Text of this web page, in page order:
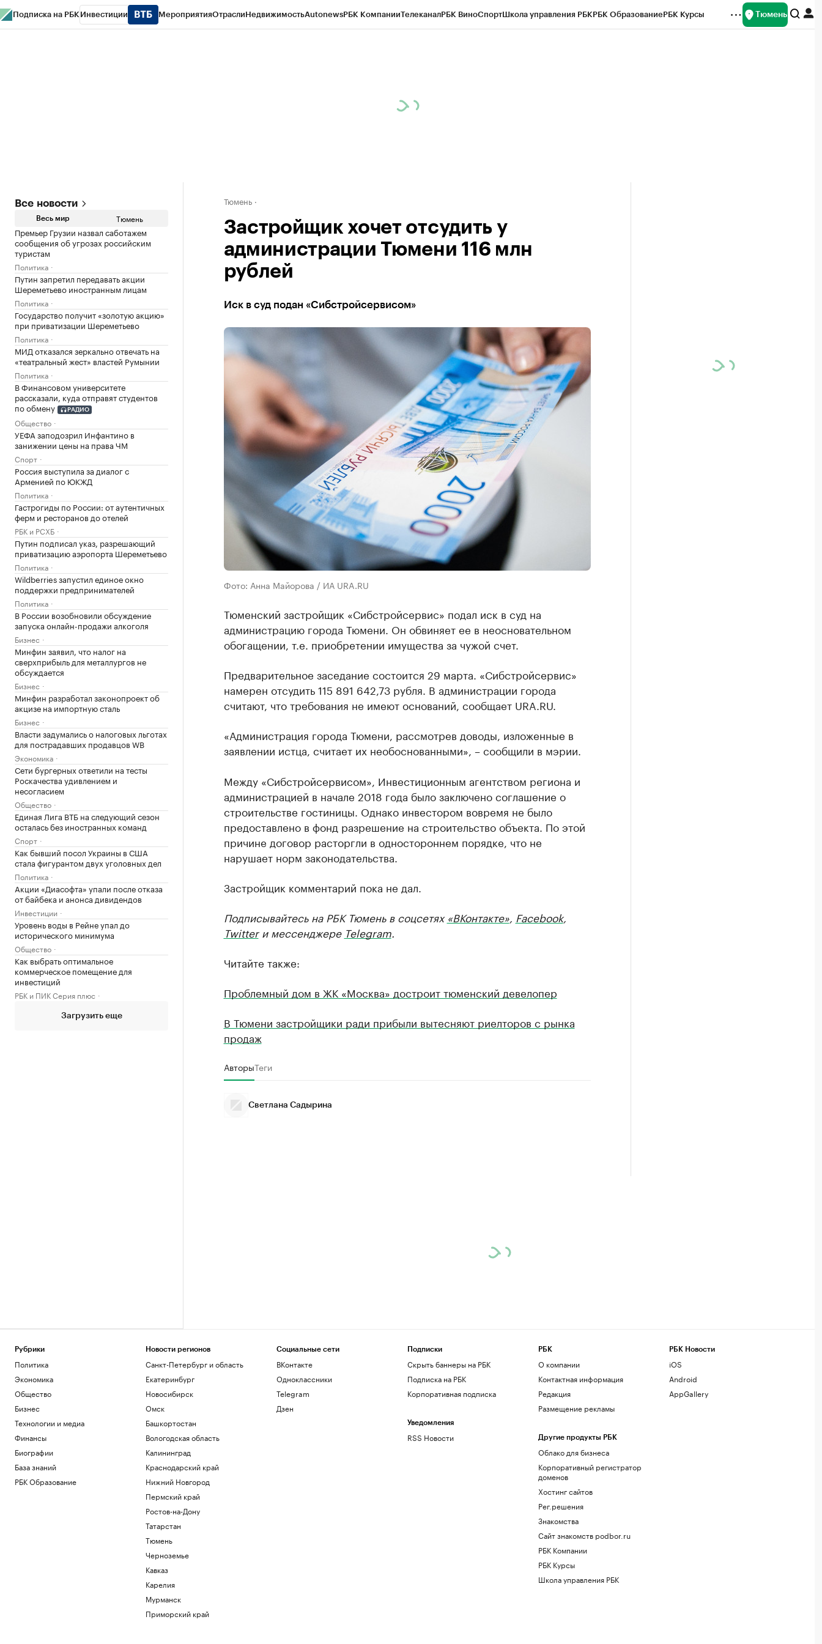
Подписка на РБК Инвестиции МероприятияОтраслиНедвижимостьAutonewsРБК КомпанииТелеканалРБК ВиноСпортШкола управления РБКРБК ОбразованиеРБК Курсы Тюмень
Все новости
Весь мир Тюмень
Премьер Грузии назвал саботажем
сообщения об угрозах российским
туристам
Политика
Путин запретил передавать акции
Шереметьево иностранным лицам
Политика
Государство получит «золотую акцию»
при приватизации Шереметьево
Политика
МИД отказался зеркально отвечать на
«театральный жест» властей Румынии
Политика
В Финансовом университете
рассказали, куда отправят студентов
по обмену
РАДИО
Общество
УЕФА заподозрил Инфантино в
занижении цены на права ЧМ
Спорт
Россия выступила за диалог с
Арменией по ЮКЖД
Политика
Гастрогиды по России: от аутентичных
ферм и ресторанов до отелей
РБК и РСХБ
Путин подписал указ, разрешающий
приватизацию аэропорта Шереметьево
Политика
Wildberries запустил единое окно
поддержки предпринимателей
Политика
В России возобновили обсуждение
запуска онлайн-продажи алкоголя
Бизнес
Минфин заявил, что налог на
сверхприбыль для металлургов не
обсуждается
Бизнес
Минфин разработал законопроект об
акцизе на импортную сталь
Бизнес
Власти задумались о налоговых льготах
для пострадавших продавцов WB
Экономика
Сети бургерных ответили на тесты
Роскачества удивлением и
несогласием
Общество
Единая Лига ВТБ на следующий сезон
осталась без иностранных команд
Спорт
Как бывший посол Украины в США
стала фигурантом двух уголовных дел
Политика
Акции «Диасофта» упали после отказа
от байбека и анонса дивидендов
Инвестиции
Уровень воды в Рейне упал до
исторического минимума
Общество
Как выбрать оптимальное
коммерческое помещение для
инвестиций
РБК и ПИК Серия плюс
Загрузить еще
Тюмень
Застройщик хочет отсудить у
администрации Тюмени 116 млн
рублей
Иск в суд подан «Сибстройсервисом»
Фото: Анна Майорова / ИА URA.RU
Тюменский застройщик «Сибстройсервис» подал иск в суд на
администрацию города Тюмени. Он обвиняет ее в неосновательном
обогащении, т.е. приобретении имущества за чужой счет.
Предварительное заседание состоится 29 марта. «Сибстройсервис»
намерен отсудить 115 891 642,73 рубля. В администрации города
считают, что требования не имеют оснований, сообщает URA.RU.
«Администрация города Тюмени, рассмотрев доводы, изложенные в
заявлении истца, считает их необоснованными», – сообщили в мэрии.
Между «Сибстройсервисом», Инвестиционным агентством региона и
администрацией в начале 2018 года было заключено соглашение о
строительстве гостиницы. Однако инвестором вовремя не было
предоставлено в фонд разрешение на строительство объекта. По этой
причине договор расторгли в одностороннем порядке, что не
нарушает норм законодательства.
Застройщик комментарий пока не дал.
Подписывайтесь на РБК Тюмень в соцсетях«ВКонтакте», Facebook,
Twitterи мессенджере Telegram.
Читайте также:
Проблемный дом в ЖК «Москва» достроит тюменский девелопер
В Тюмени застройщики ради прибыли вытесняют риелторов с рынка
продаж
АвторыТеги
Светлана Садырина
Рубрики
Политика
Экономика
Общество
Бизнес
Технологии и медиа
Финансы
Биографии
База знаний
РБК Образование
Новости регионов
Санкт-Петербург и область
Екатеринбург
Новосибирск
Омск
Башкортостан
Вологодская область
Калининград
Краснодарский край
Нижний Новгород
Пермский край
Ростов-на-Дону
Татарстан
Тюмень
Черноземье
Кавказ
Карелия
Мурманск
Приморский край
Социальные сети
ВКонтакте
Одноклассники
Telegram
Дзен
Подписки
Скрыть баннеры на РБК
Подписка на РБК
Корпоративная подписка
Уведомления
RSS Новости
РБК
О компании
Контактная информация
Редакция
Размещение рекламы
Другие продукты РБК
Облако для бизнеса
Корпоративный регистратор
доменов
Хостинг сайтов
Рег.решения
Знакомства
Сайт знакомств podbor.ru
РБК Компании
РБК Курсы
Школа управления РБК
РБК Новости
iOS
Android
AppGallery